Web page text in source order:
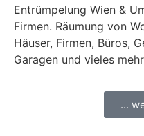
Entrümpelung Wien &
Firmen. Räumung von
Häuser, Firmen, Büros,
Garagen und vieles
...